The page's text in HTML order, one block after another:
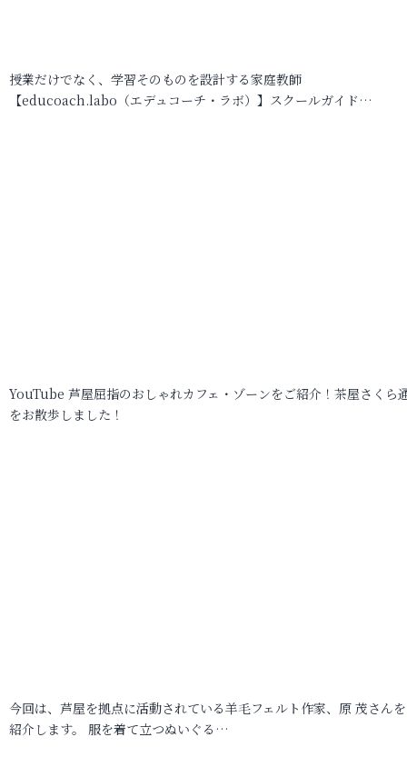
授業だけでなく、学習そのものを設計する家庭教師
【educoach.labo（エデュコーチ・ラボ）】スクールガイド…
YouTube 芦屋屈指のおしゃれカフェ・ゾーンをご紹介！茶屋さくら
をお散歩しました！
今回は、芦屋を拠点に活動されている羊毛フェルト作家、原 茂さん
紹介します。 服を着て立つぬいぐる…